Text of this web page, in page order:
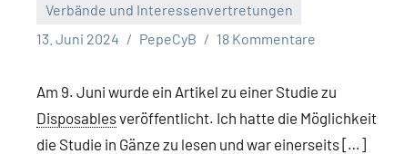
Verbände und Interessenvertretungen
13. Juni 2024
PepeCyB 18 Kommentare
Am 9. Juni wurde ein Artikel zu einer Studie zu
Disposablesveröffentlicht. Ich hatte die Möglichkeit
die Studie in Gänze zu lesen und war einerseits […]